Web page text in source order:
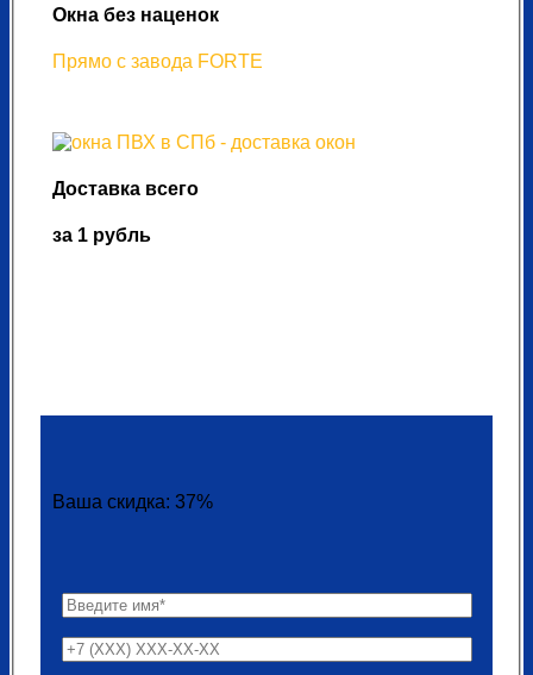
Окна без наценок
Прямо с завода FORTE
Доставка всего
за 1 рубль
Ваша скидка: 37%